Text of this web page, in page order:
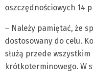
oszczędnościowych 14
– Należy pamiętać, że
dostosowany do celu.
służą przede
krótkoterminowego. W